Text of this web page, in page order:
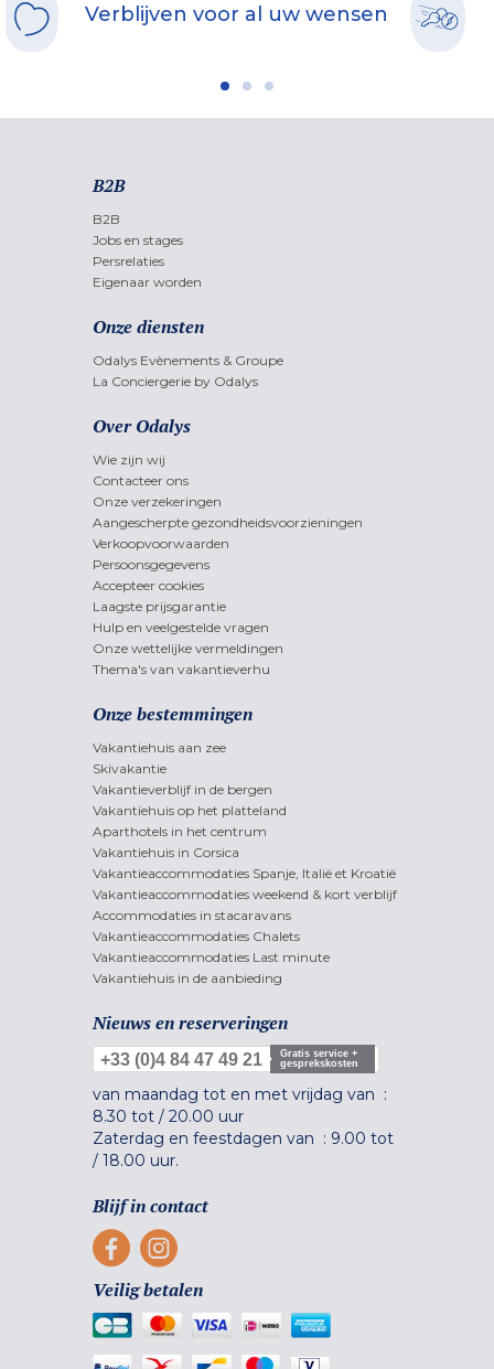
Verblijven voor al uw wensen
B2B
B2B
Jobs en stages
Persrelaties
Eigenaar worden
Onze diensten
Odalys Evènements & Groupe
La Conciergerie by Odalys
Over Odalys
Wie zijn wij
Contacteer ons
Onze verzekeringen
Aangescherpte gezondheidsvoorzieningen
Verkoopvoorwaarden
Persoonsgegevens
Accepteer cookies
Laagste prijsgarantie
Hulp en veelgestelde vragen
Onze wettelijke vermeldingen
Thema's van vakantieverhu
Onze bestemmingen
Vakantiehuis aan zee
Skivakantie
Vakantieverblijf in de bergen
Vakantiehuis op het platteland
Aparthotels in het centrum
Vakantiehuis in Corsica
Vakantieaccommodaties Spanje, Italië et Kroatië
Vakantieaccommodaties weekend & kort verblijf
Accommodaties in stacaravans
Vakantieaccommodaties Chalets
Vakantieaccommodaties Last minute
Vakantiehuis in de aanbieding
Nieuws en reserveringen
+33 (0)4 84 47 49 21
Gratis service +
gesprekskosten
van maandag tot en met vrijdag van :
8.30 tot / 20.00 uur
Zaterdag en feestdagen van : 9.00 tot
/ 18.00 uur.
Blijf in contact
Veilig betalen